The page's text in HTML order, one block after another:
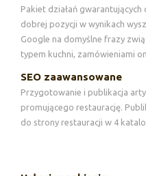
Pakiet działań gwarantujących
dobrej pozycji w wynikach
Google na domyślne frazy
typem kuchni, zamówieniami
SEO zaawansowane
Przygotowanie i publikacja
promującego restaurację.
do strony restauracji w 4